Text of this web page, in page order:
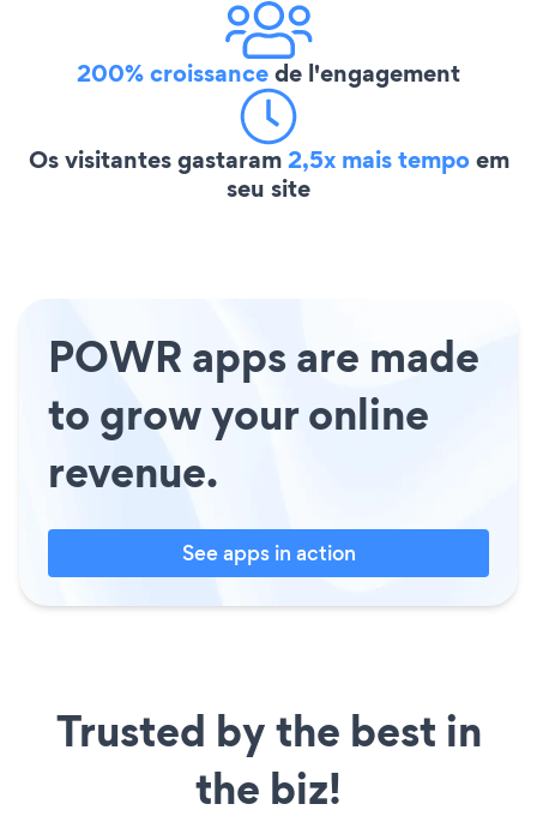
200% croissancede l'engagement
Os visitantes gastaram2,5x mais tempoem
seu site
POWR apps are made
to grow your online
revenue.
See apps in action
Trusted by the best in
the biz!